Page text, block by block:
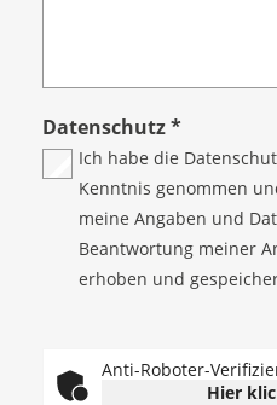
Datenschutz*
Ich habe die
Kenntnis genommen
meine Angaben und
Beantwortung meiner
erhoben und
Anti-Roboter-
Hier